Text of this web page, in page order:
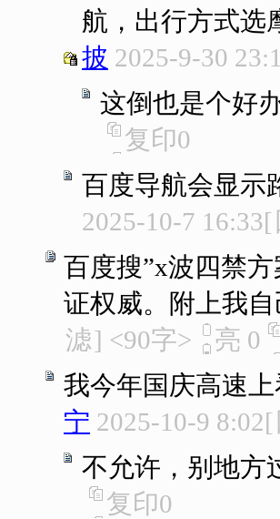
航，出行方式选
披 2025-9-30
这倒也是个好
复印0
百度导航会显示
2025-10-7 16:33[
百度搜”x波四禁
证权威。附上我
滤] <90字> 亮 0
我今年国庆高速
宁 2025-10-9 8:02[
不允许，别地方
复印0